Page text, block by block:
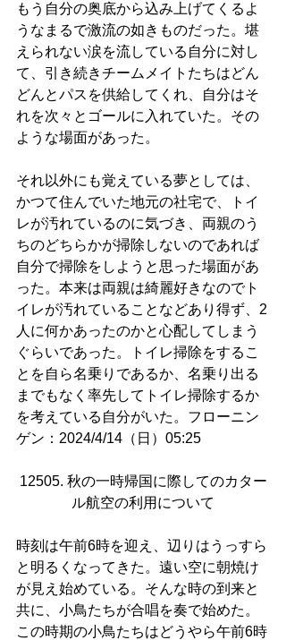
もう自分の奥底から込み上げてくるよ
うなまるで激流の如きものだった。堪
えられない涙を流している自分に対し
て、引き続きチームメイトたちはどん
どんとパスを供給してくれ、自分はそ
れを次々とゴールに入れていた。その
ような場面があった。
それ以外にも覚えている夢としては、
かつて住んでいた地元の社宅で、トイ
レが汚れているのに気づき、両親のう
ちのどちらかが掃除しないのであれば
自分で掃除をしようと思った場面があ
った。本来は両親は綺麗好きなのでト
イレが汚れていることなどあり得ず、2
人に何かあったのかと心配してしまう
ぐらいであった。トイレ掃除をするこ
とを自ら名乗りであるか、名乗り出る
までもなく率先してトイレ掃除するか
を考えている自分がいた。フローニン
ゲン：2024/4/14（日）05:25
12505. 秋の一時帰国に際してのカター
ル航空の利用について
時刻は午前6時を迎え、辺りはうっすら
と明るくなってきた。遠い空に朝焼け
が見え始めている。そんな時の到来と
共に、小鳥たちが合唱を奏で始めた。
この時期の小鳥たちはどうやら午前6時